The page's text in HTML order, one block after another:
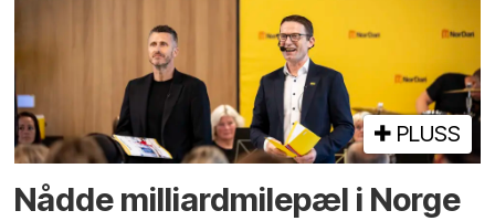
PLUSS
Nådde milliard­­milepæl i Norge